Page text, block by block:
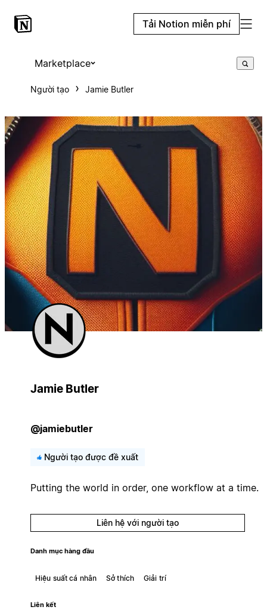
Tải Notion miễn phí
Marketplace
Người tạo Jamie Butler
Jamie Butler
@jamiebutler
Người tạo được đề xuất
Putting the world in order, one workflow at a time.
Liên hệ với người tạo
Danh mục hàng đầu
Hiệu suất cá nhân Sở thích Giải trí
Liên kết